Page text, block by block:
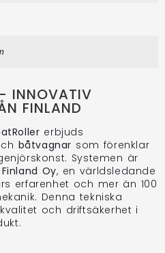
INNOVATIV
FINLAND
erbjuds
båtvagnar som förenklar
Systemen är
Oy, en världsledande
erfarenhet och mer än 100
Denna tekniska
och driftsäkerhet i